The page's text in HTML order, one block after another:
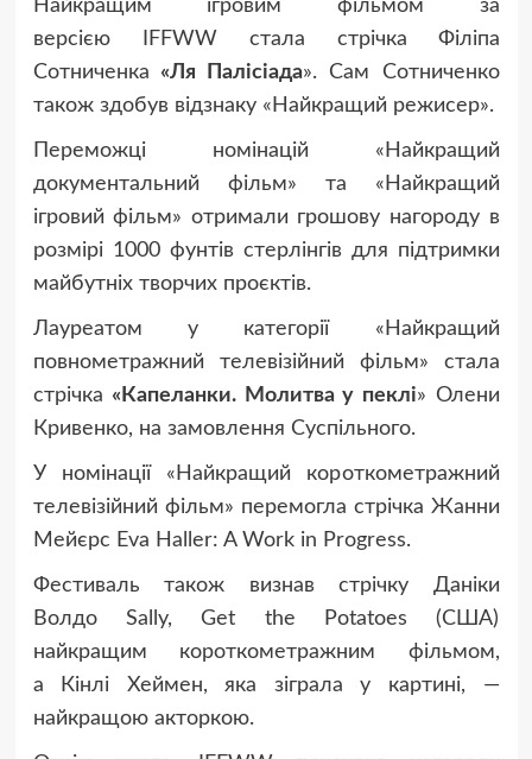
Найкращим ігровим фільмом за
версією IFFWW стала стрічка
Філіпа
Сотниченка «Ля Палісіада». Сам Сотниченко
також здобув відзнаку «Найкращий режисер».
Переможці номінацій «Найкращий
документальний фільм» та «Найкращий
ігровий фільм» отримали грошову нагороду в
розмірі 1000 фунтів стерлінгів для підтримки
майбутніх творчих проєктів.
Лауреатом у категорії «Найкращий
повнометражний телевізійний фільм» стала
стрічка « Капеланки. Молитва у пеклі» Олени
Кривенко, на замовлення Суспільного.
У номінації «Найкращий короткометражний
телевізійний фільм» перемогла стрічка Жанни
Мейєрс Eva Haller: A Work in Progress.
Фестиваль також визнав стрічку Даніки
Волдо Sally, Get the Potatoes (США)
найкращим короткометражним фільмом,
а Кінлі Хеймен, яка зіграла у картині, —
найкращою акторкою.